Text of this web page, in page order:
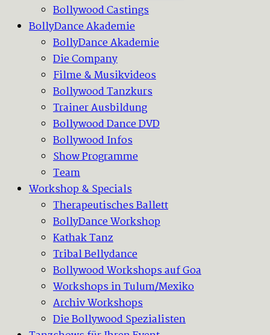
Bollywood Castings
BollyDance Akademie
BollyDance Akademie
Die Company
Filme & Musikvideos
Bollywood Tanzkurs
Trainer Ausbildung
Bollywood Dance DVD
Bollywood Infos
Show Programme
Team
Workshop & Specials
Therapeutisches Ballett
BollyDance Workshop
Kathak Tanz
Tribal Bellydance
Bollywood Workshops auf Goa
Workshops in Tulum/Mexiko
Archiv Workshops
Die Bollywood Spezialisten